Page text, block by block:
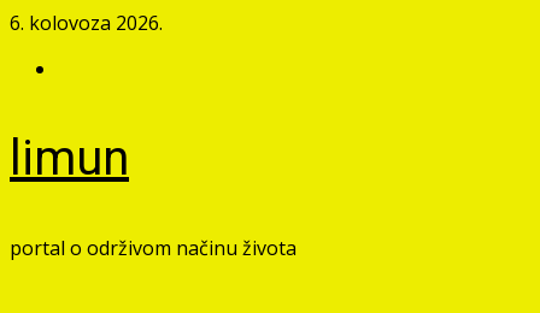
Skip
content
6. kolovoza 2026.
limun
portal o održivom načinu života